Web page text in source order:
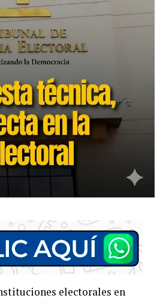
electorales en